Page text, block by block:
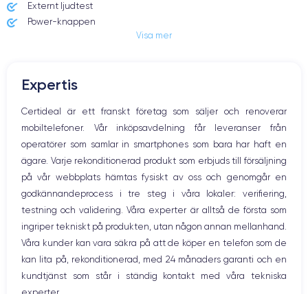
Externt ljudtest
Power-knappen
Högtalare
Hem-knappen
Bluetooth
WiFi
Nätverk
Vibration
Prise USB
Visa mer
Expertis
Certideal är ett franskt företag som säljer och renoverar
mobiltelefoner. Vår inköpsavdelning får leveranser från
operatörer som samlar in smartphones som bara har haft en
ägare. Varje rekonditionerad produkt som erbjuds till försäljning
på vår webbplats hämtas fysiskt av oss och genomgår en
godkännandeprocess i tre steg i våra lokaler: verifiering,
testning och validering. Våra experter är alltså de första som
ingriper tekniskt på produkten, utan någon annan mellanhand.
Våra kunder kan vara säkra på att de köper en telefon som de
kan lita på, rekonditionerad, med 24 månaders garanti och en
kundtjänst som står i ständig kontakt med våra tekniska